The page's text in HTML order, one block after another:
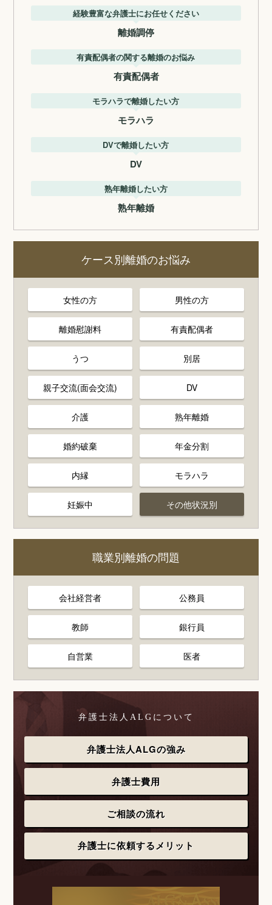
経験豊富な弁護士にお任せください
離婚調停
有責配偶者の関する離婚のお悩み
有責配偶者
モラハラで離婚したい方
モラハラ
DVで離婚したい方
DV
熟年離婚したい方
熟年離婚
ケース別離婚のお悩み
女性の方 男性の方
離婚慰謝料 有責配偶者
うつ 別居
親子交流(面会交流) DV
介護 熟年離婚
婚約破棄 年金分割
内縁 モラハラ
妊娠中 その他状況別
職業別離婚の問題
会社経営者 公務員
教師 銀行員
自営業 医者
弁護士法人ALGについて
弁護士法人ALGの強み
弁護士費用
ご相談の流れ
弁護士に依頼するメリット